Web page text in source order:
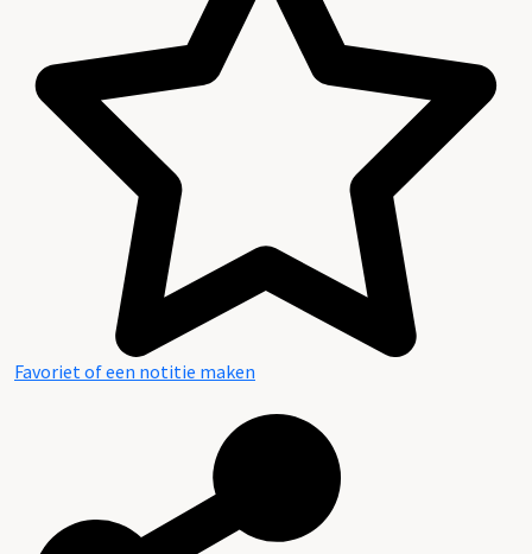
Favoriet of een notitie maken